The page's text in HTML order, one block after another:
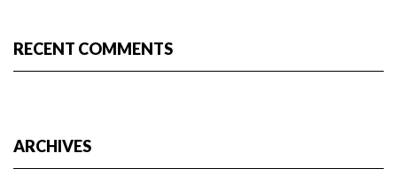
RECENT COMMENTS
ARCHIVES